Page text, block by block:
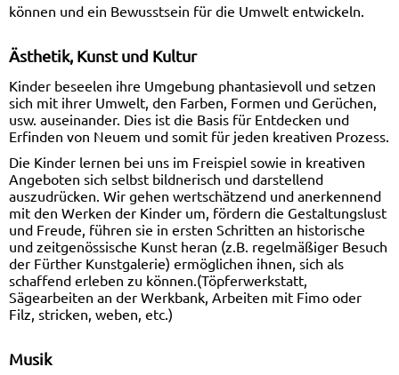
können und ein Bewusstsein für die Umwelt entwickeln.
Ästhetik, Kunst und Kultur
Kinder beseelen ihre Umgebung phantasievoll und setzen
sich mit ihrer Umwelt, den Farben, Formen und Gerüchen,
usw. auseinander. Dies ist die Basis für Entdecken und
Erfinden von Neuem und somit für jeden kreativen Prozess.
Die Kinder lernen bei uns im Freispiel sowie in kreativen
Angeboten sich selbst bildnerisch und darstellend
auszudrücken. Wir gehen wertschätzend und anerkennend
mit den Werken der Kinder um, fördern die Gestaltungslust
und Freude, führen sie in ersten Schritten an historische
und zeitgenössische Kunst heran (z.B. regelmäßiger Besuch
der Fürther Kunstgalerie) ermöglichen ihnen, sich als
schaffend erleben zu können.(Töpferwerkstatt,
Sägearbeiten an der Werkbank, Arbeiten mit Fimo oder
Filz, stricken, weben, etc.)
Musik